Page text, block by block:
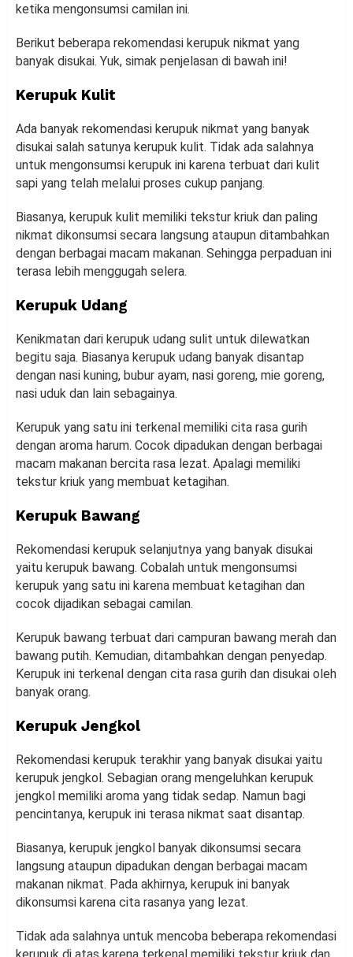
ketika mengonsumsi camilan ini.
Berikut beberapa rekomendasi kerupuk nikmat yang
banyak disukai. Yuk, simak penjelasan di bawah ini!
Kerupuk Kulit
Ada banyak rekomendasi kerupuk nikmat yang banyak
disukai salah satunya kerupuk kulit. Tidak ada salahnya
untuk mengonsumsi kerupuk ini karena terbuat dari kulit
sapi yang telah melalui proses cukup panjang.
Biasanya, kerupuk kulit memiliki tekstur kriuk dan paling
nikmat dikonsumsi secara langsung ataupun ditambahkan
dengan berbagai macam makanan. Sehingga perpaduan ini
terasa lebih menggugah selera.
Kerupuk Udang
Kenikmatan dari kerupuk udang sulit untuk dilewatkan
begitu saja. Biasanya kerupuk udang banyak disantap
dengan nasi kuning, bubur ayam, nasi goreng, mie goreng,
nasi uduk dan lain sebagainya.
Kerupuk yang satu ini terkenal memiliki cita rasa gurih
dengan aroma harum. Cocok dipadukan dengan berbagai
macam makanan bercita rasa lezat. Apalagi memiliki
tekstur kriuk yang membuat ketagihan.
Kerupuk Bawang
Rekomendasi kerupuk selanjutnya yang banyak disukai
yaitu kerupuk bawang. Cobalah untuk mengonsumsi
kerupuk yang satu ini karena membuat ketagihan dan
cocok dijadikan sebagai camilan.
Kerupuk bawang terbuat dari campuran bawang merah dan
bawang putih. Kemudian, ditambahkan dengan penyedap.
Kerupuk ini terkenal dengan cita rasa gurih dan disukai oleh
banyak orang.
Kerupuk Jengkol
Rekomendasi kerupuk terakhir yang banyak disukai yaitu
kerupuk jengkol. Sebagian orang mengeluhkan kerupuk
jengkol memiliki aroma yang tidak sedap. Namun bagi
pencintanya, kerupuk ini terasa nikmat saat disantap.
Biasanya, kerupuk jengkol banyak dikonsumsi secara
langsung ataupun dipadukan dengan berbagai macam
makanan nikmat. Pada akhirnya, kerupuk ini banyak
dikonsumsi karena cita rasanya yang lezat.
Tidak ada salahnya untuk mencoba beberapa rekomendasi